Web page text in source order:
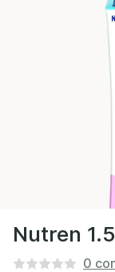
Nutren
0